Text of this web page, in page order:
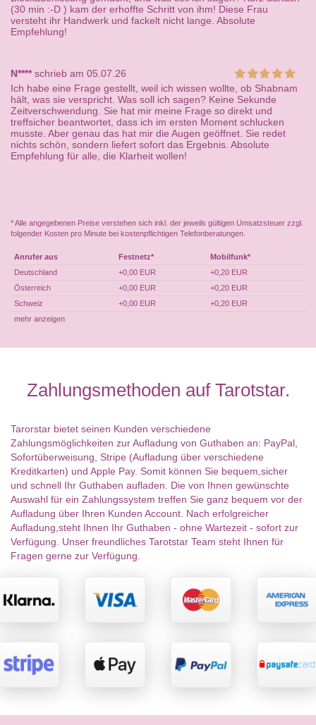
(30 min :-D ) kam der erhoffte Schritt von ihm! Diese Frau
versteht ihr Handwerk und fackelt nicht lange. Absolute
Empfehlung!
N****schrieb am 05.07.26
Ich habe eine Frage gestellt, weil ich wissen wollte, ob Shabnam
hält, was sie verspricht. Was soll ich sagen? Keine Sekunde
Zeitverschwendung. Sie hat mir meine Frage so direkt und
treffsicher beantwortet, dass ich im ersten Moment schlucken
musste. Aber genau das hat mir die Augen geöffnet. Sie redet
nichts schön, sondern liefert sofort das Ergebnis. Absolute
Empfehlung für alle, die Klarheit wollen!
* Alle angegebenen Preise verstehen sich inkl. der jeweils gültigen Umsatzsteuer zzgl.
folgender Kosten pro Minute bei kostenpflichtigen Telefonberatungen.
Anrufer aus Festnetz*
Mobilfunk*
Deutschland
+0,00 EUR
+0,20 EUR
Österreich
+0,00 EUR
+0,20 EUR
Schweiz
+0,00 EUR
+0,20 EUR
mehr anzeigen
Zahlungsmethoden auf Tarotstar.
Tarorstar bietet seinen Kunden verschiedene
Zahlungsmöglichkeiten zur Aufladung von Guthaben an: PayPal,
Sofortüberweisung, Stripe (Aufladung über verschiedene
Kreditkarten) und Apple Pay. Somit können Sie bequem,sicher
und schnell Ihr Guthaben aufladen. Die von Ihnen gewünschte
Auswahl für ein Zahlungssystem treffen Sie ganz bequem vor der
Aufladung über Ihren Kunden Account. Nach erfolgreicher
Aufladung,steht Ihnen Ihr Guthaben - ohne Wartezeit - sofort zur
Verfügung. Unser freundliches Tarotstar Team steht Ihnen für
Fragen gerne zur Verfügung.